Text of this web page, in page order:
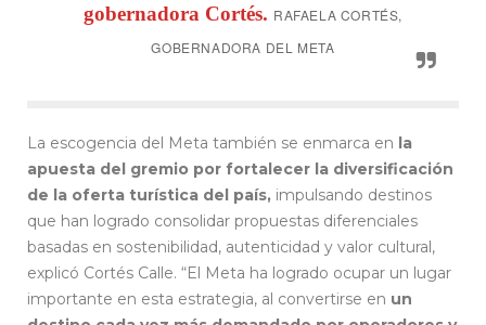
gobernadora Cortés. RAFAELA CORTÉS,
GOBERNADORA DEL META
La escogencia del Meta también se enmarca en la
apuesta del gremio por fortalecer la diversificación
de la oferta turística del país, impulsando destinos
que han logrado consolidar propuestas diferenciales
basadas en sostenibilidad, autenticidad y valor cultural,
explicó Cortés Calle. “El Meta ha logrado ocupar un lugar
importante en esta estrategia, al convertirse en un